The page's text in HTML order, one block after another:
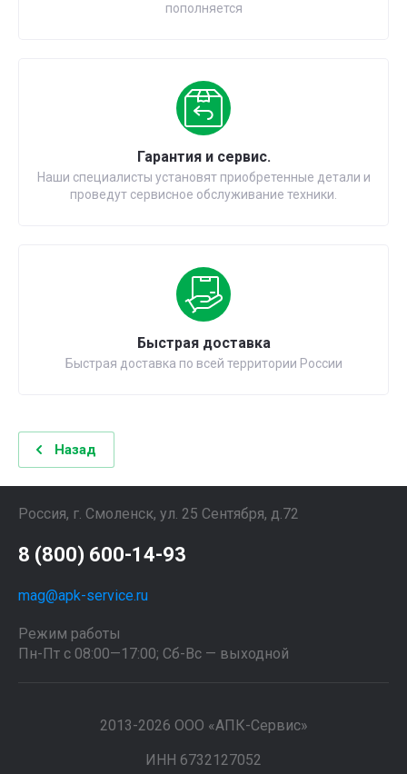
пополняется
Гарантия и сервис.
Наши специалисты установят приобретенные детали и
проведут сервисное обслуживание техники.
Быстрая доставка
Быстрая доставка по всей территории России
Назад
Россия, г. Смоленск, ул. 25 Сентября, д.72
8 (800) 600-14-93
mag@apk-service.ru
Режим работы
Пн-Пт с 08:00—17:00; Сб-Вс — выходной
2013-2026 ООО «АПК-Сервис»
ИНН 6732127052